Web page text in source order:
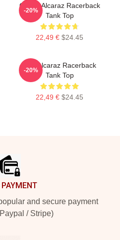
Carlos Alcaraz Racerback
Tank Top
22,49 € $24.45
-20%
The Alcaraz Racerback
Tank Top
22,49 € $24.45
-20%
and secure payment
/ Stripe)